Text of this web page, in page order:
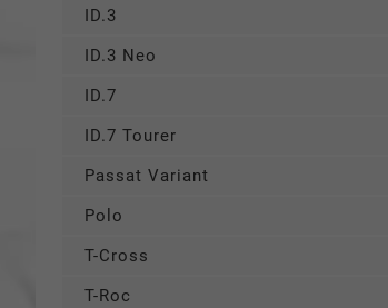
ID.3
ID.3 Neo
ID.7
ID.7 Tourer
Passat Variant
Polo
T-Cross
T-Roc